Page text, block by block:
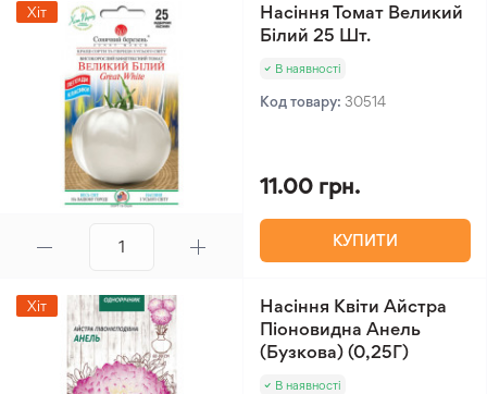
Хіт
Насіння Томат Великий
Білий 25 Шт.
В наявності
Код товару: 30514
11.00 грн.
КУПИТИ
Хіт
Насіння Квіти Айстра
Піоновидна Анель
(Бузкова) (0,25Г)
В наявності